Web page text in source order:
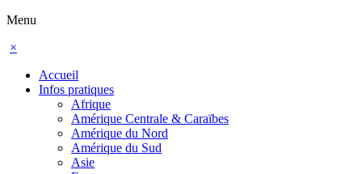
Menu
×
Accueil
Infos pratiques
Afrique
Amérique Centrale & Caraïbes
Amérique du Nord
Amérique du Sud
Asie